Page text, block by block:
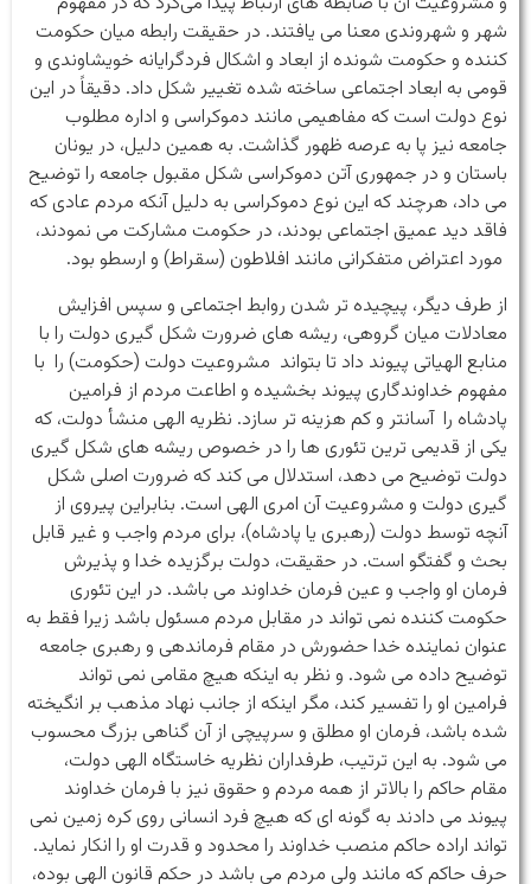
شهر و شهروندی معنا می یافتند. در حقیقت رابطه میان حکومت
کننده و حکومت شونده از ابعاد و اشکال فردگرایانه خویشاوندی و
قومی به ابعاد اجتماعی ساخته شده تغییر شکل داد. دقیقاً در این
نوع دولت است که مفاهیمی مانند دموکراسی و اداره مطلوب
جامعه نیز پا به عرصه ظهور گذاشت. به همین دلیل، در یونان
باستان و در جمهوری آتن دموکراسی شکل مقبول جامعه را توضیح
می داد، هرچند که این نوع دموکراسی به دلیل آنکه مردم عادی که
فاقد دید عمیق اجتماعی بودند، در حکومت مشارکت می نمودند،
مورد اعتراض متفکرانی مانند افلاطون (سقراط) و ارسطو بود.
از طرف دیگر، پیچیده تر شدن روابط اجتماعی و سپس افزایش
معادلات میان گروهی، ریشه های ضرورت شکل گیری دولت را با
منابع الهیاتی پیوند داد تا بتواند مشروعیت دولت (حکومت) را با
مفهوم خداوندگاری پیوند بخشیده و اطاعت مردم از فرامین
پادشاه را آسانتر و کم هزینه تر سازد. نظریه الهی منشأ دولت، که
یکی از قدیمی ترین تئوری ها را در خصوص ریشه های شکل گیری
دولت توضیح می دهد، استدلال می کند که ضرورت اصلی شکل
گیری دولت و مشروعیت آن امری الهی است. بنابراین پیروی از
آنچه توسط دولت (رهبری یا پادشاه)، برای مردم واجب و غیر قابل
بحث و گفتگو است. در حقیقت، دولت برگزیده خدا و پذیرش
فرمان او واجب و عین فرمان خداوند می باشد. در این تئوری
حکومت کننده نمی تواند در مقابل مردم مسئول باشد زیرا فقط به
عنوان نماینده خدا حضورش در مقام فرماندهی و رهبری جامعه
توضیح داده می شود. و نظر به اینکه هیچ مقامی نمی تواند
فرامین او را تفسیر کند، مگر اینکه از جانب نهاد مذهب بر انگیخته
شده باشد، فرمان او مطلق و سرپیچی از آن گناهی بزرگ محسوب
می شود. به این ترتیب، طرفداران نظریه خاستگاه الهی دولت،
مقام حاکم را بالاتر از همه مردم و حقوق نیز با فرمان خداوند
پیوند می دادند به گونه ای که هیچ فرد انسانی روی کره زمین نمی
تواند اراده حاکم منصب خداوند را محدود و قدرت او را انکار نماید.
حرف حاکم که مانند ولی مردم می باشد در حکم قانون الهی بوده،